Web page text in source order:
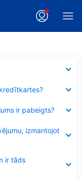
ir pabeigts?
izmantojot
ir tāds